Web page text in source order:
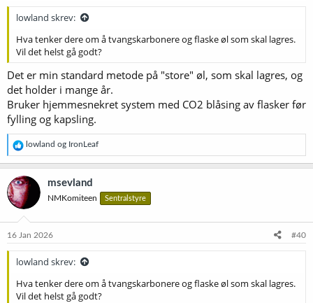
lowland skrev:
Hva tenker dere om å tvangskarbonere og flaske øl som skal lagres.
Vil det helst gå godt?
Det er min standard metode på "store" øl, som skal lagres, og
det holder i mange år.
Bruker hjemmesnekret system med CO2 blåsing av flasker før
fylling og kapsling.
R
e
a
k
s
j
o
e
lowland og IronLeaf
msevland
NMKomiteen Sentralstyre
16 Jan 2026 #40
lowland skrev:
Hva tenker dere om å tvangskarbonere og flaske øl som skal lagres.
Vil det helst gå godt?